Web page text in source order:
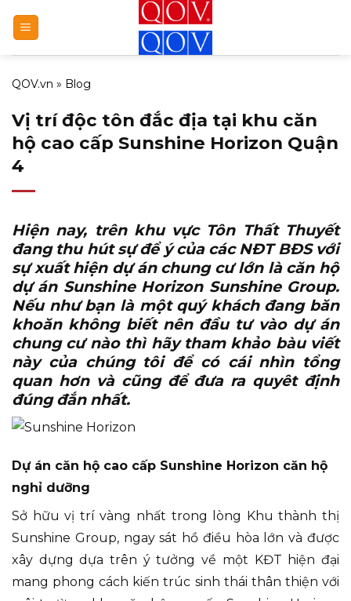
qua
nội
dung
QOV.vn » Blog
Vị trí độc tôn đắc địa tại khu căn
hộ cao cấp Sunshine Horizon Quận
4
Hiện nay, trên khu vực Tôn Thất Thuyết
đang thu hút sự để ý của các NĐT BĐS với
sự xuất hiện dự án chung cư lớn là căn hộ
dự án Sunshine Horizon Sunshine Group.
Nếu như bạn là một quý khách đang băn
khoăn không biết nên đầu tư vào dự án
chung cư nào thì hãy tham khảo bàu viết
này của chúng tôi để có cái nhìn tổng
quan hơn và cũng để đưa ra quyêt định
đúng đắn nhất.
Dự án căn hộ cao cấp Sunshine Horizon căn hộ
nghỉ dưỡng
Sở hữu vị trí vàng nhất trong lòng Khu thành thị
Sunshine Group, ngay sát hồ điều hòa lớn và được
xây dựng dựa trên ý tưởng về một KĐT hiện đại
mang phong cách kiến trúc sinh thái thân thiện với